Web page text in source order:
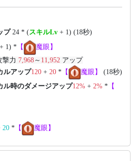
プ24 * (スキルLv + 1) (18秒)
+ 1) * 【
魔眼】
力 7,968 ～ 11,952 アップ
ルアップ120 + 20 * 【 魔眼】
(18秒)
ル時のダメージアップ12% + 2% * 【
20 * 【 魔眼】